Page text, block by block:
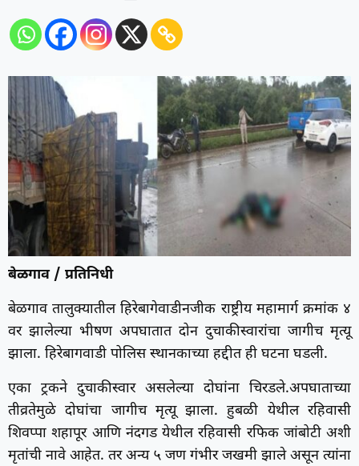
बेळगाव / प्रतिनिधी
बेळगाव तालुक्यातील हिरेबागेवाडीनजीक राष्ट्रीय महामार्ग क्रमांक ४
वर झालेल्या भीषण अपघातात दोन दुचाकीस्वारांचा जागीच मृत्यू
झाला. हिरेबागवाडी पोलिस स्थानकाच्या हद्दीत ही घटना घडली.
एका ट्रकने दुचाकीस्वार असलेल्या दोघांना चिरडले.अपघाताच्या
तीव्रतेमुळे दोघांचा जागीच मृत्यू झाला. हुबळी येथील रहिवासी
शिवप्पा शहापूर आणि नंदगड येथील रहिवासी रफिक जांबोटी अशी
मृतांची नावे आहेत. तर अन्य ५ जण गंभीर जखमी झाले असून त्यांना